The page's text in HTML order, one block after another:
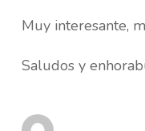
Muy interesante,
Saludos y